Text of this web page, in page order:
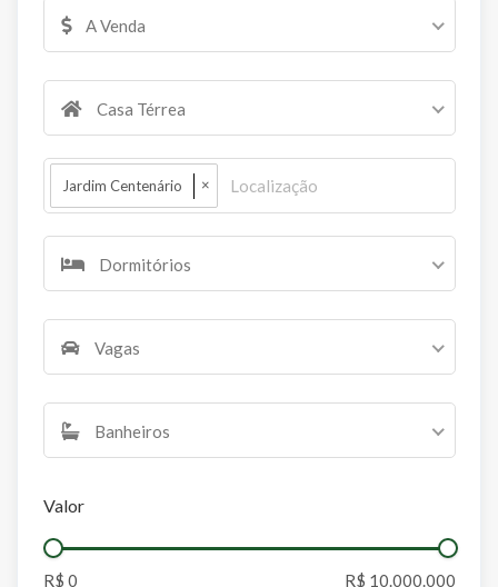
A Venda
Casa Térrea
Jardim Centenário ×
Dormitórios
Vagas
Banheiros
Valor